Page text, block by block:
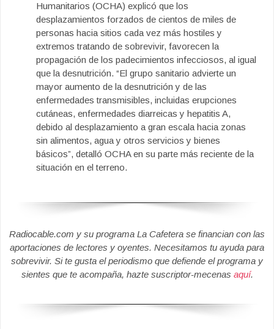
Humanitarios (OCHA) explicó que los
desplazamientos forzados de cientos de miles de
personas hacia sitios cada vez más hostiles y
extremos tratando de sobrevivir, favorecen la
propagación de los padecimientos infecciosos, al igual
que la desnutrición. “El grupo sanitario advierte un
mayor aumento de la desnutrición y de las
enfermedades transmisibles, incluidas erupciones
cutáneas, enfermedades diarreicas y hepatitis A,
debido al desplazamiento a gran escala hacia zonas
sin alimentos, agua y otros servicios y bienes
básicos”, detalló OCHA en su parte más reciente de la
situación en el terreno.
Radiocable.com y su programa La Cafetera se financian con las
aportaciones de lectores y oyentes. Necesitamos tu ayuda para
sobrevivir. Si te gusta el periodismo que defiende el programa y
sientes que te acompaña, hazte suscriptor-mecenas aquí.